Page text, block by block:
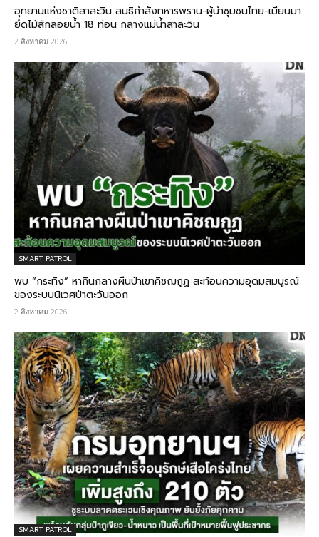
อุทยานแห่งชาติสาละวิน สนธิกำลังทหารพราน-ผู้นำชุมชนไทย-เมียนมา
ยึดไม้สักลอยน้ำ 18 ท่อน กลางแม่น้ำสาละวิน
2 สิงหาคม 2026
SMART PATROL
พบ “กระทิง” หากินกลางผืนป่าเขาคิชฌกูฏ สะท้อนความอุดมสมบูรณ์
ของระบบนิเวศป่าตะวันออก
2 สิงหาคม 2026
SMART PATROL